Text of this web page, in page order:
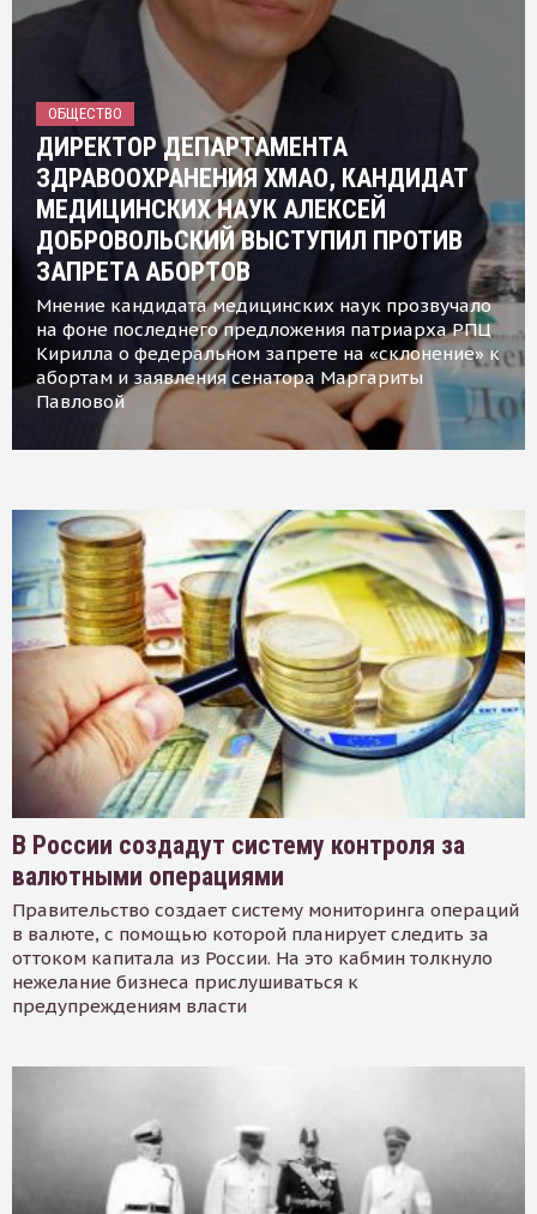
ОБЩЕСТВО
ДИРЕКТОР ДЕПАРТАМЕНТА
ЗДРАВООХРАНЕНИЯ ХМАО, КАНДИДАТ
МЕДИЦИНСКИХ НАУК АЛЕКСЕЙ
ДОБРОВОЛЬСКИЙ ВЫСТУПИЛ ПРОТИВ
ЗАПРЕТА АБОРТОВ
Мнение кандидата медицинских наук прозвучало
на фоне последнего предложения патриарха РПЦ
Кирилла о федеральном запрете на «склонение» к
абортам и заявления сенатора Маргариты
Павловой
В России создадут систему контроля за
валютными операциями
Правительство создает систему мониторинга операций
в валюте, с помощью которой планирует следить за
оттоком капитала из России. На это кабмин толкнуло
нежелание бизнеса прислушиваться к
предупреждениям власти